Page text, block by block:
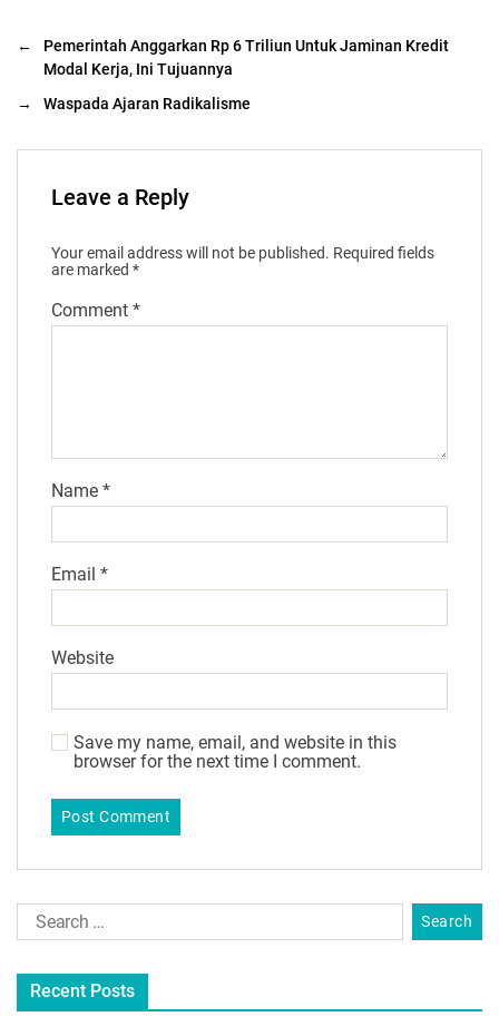
←
Pemerintah Anggarkan Rp 6 Triliun Untuk Jaminan Kredit
Modal Kerja, Ini Tujuannya
→
Waspada Ajaran Radikalisme
Leave a Reply
Your email address will not be published. Required fields
are marked *
Comment *
Name *
Email *
Website
Save my name, email, and website in this
browser for the next time I comment.
Recent Posts